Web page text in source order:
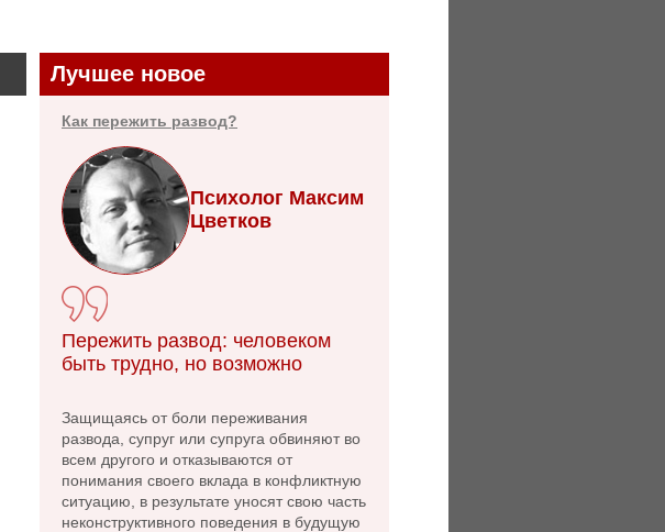
Лучшее новое
Как пережить развод?
Психолог Максим
Цветков
Пережить развод: человеком
быть трудно, но возможно
Защищаясь от боли переживания
развода, супруг или супруга обвиняют во
всем другого и отказываются от
понимания своего вклада в конфликтную
ситуацию, в результате уносят свою часть
неконструктивного поведения в будущую